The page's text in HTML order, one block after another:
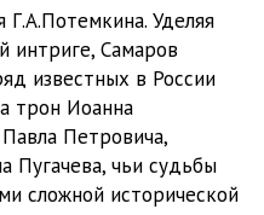
29:59
29:32
27:16
Г.А.Потемкина. Уделяя
интриге, Самаров
известных в России
трон Иоанна
Петровича,
Пугачева, чьи судьбы
сложной исторической